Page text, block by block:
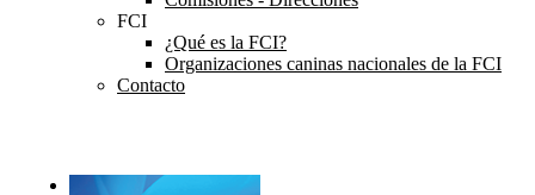
FCI
¿Qué es la FCI?
Organizaciones caninas nacionales de la FCI
Contacto